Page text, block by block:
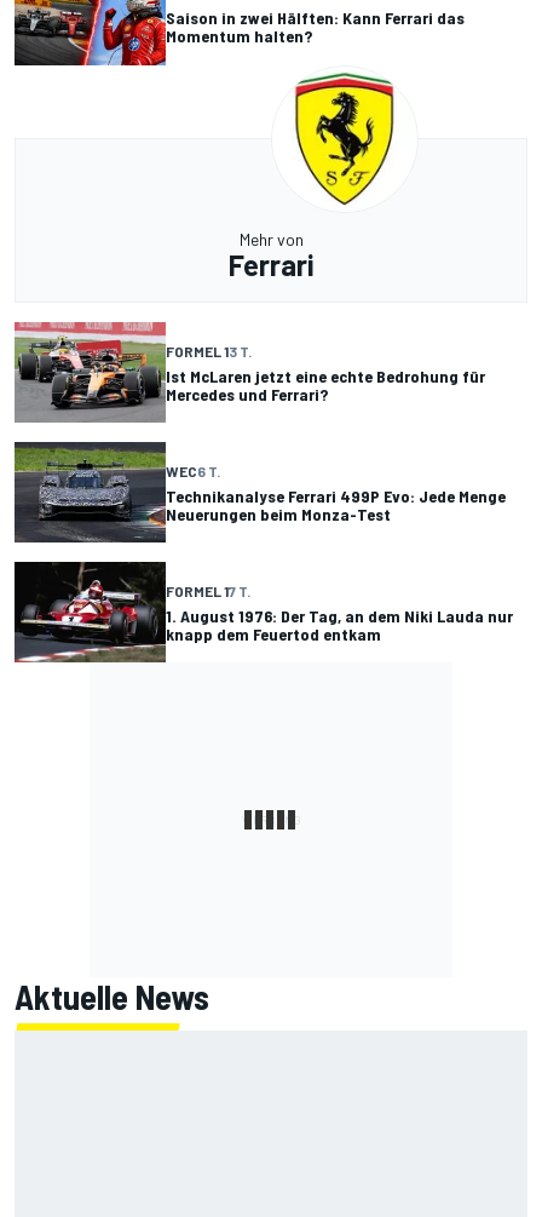
Saison in zwei Hälften: Kann Ferrari das
Momentum halten?
Mehr von
Ferrari
FORMEL 13 T.
Ist McLaren jetzt eine echte Bedrohung für
Mercedes und Ferrari?
WEC6 T.
Technikanalyse Ferrari 499P Evo: Jede Menge
Neuerungen beim Monza-Test
FORMEL 17 T.
1. August 1976: Der Tag, an dem Niki Lauda nur
knapp dem Feuertod entkam
Aktuelle News